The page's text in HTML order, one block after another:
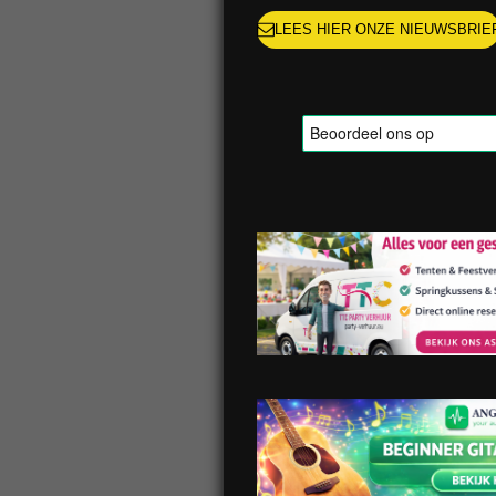
LEES HIER ONZE